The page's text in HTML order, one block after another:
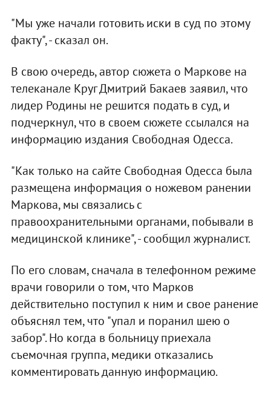
"Мы уже начали готовить иски в суд по этому
факту", - сказал он.
В свою очередь, автор сюжета о Маркове на
телеканале Круг Дмитрий Бакаев заявил, что
лидер Родины не решится подать в суд, и
подчеркнул, что в своем сюжете ссылался на
информацию издания Свободная Одесса.
"Как только на сайте Свободная Одесса была
размещена информация о ножевом ранении
Маркова, мы связались с
правоохранительными органами, побывали в
медицинской клинике", - сообщил журналист.
По его словам, сначала в телефонном режиме
врачи говорили о том, что Марков
действительно поступил к ним и свое ранение
объяснял тем, что "упал и поранил шею о
забор". Но когда в больницу приехала
съемочная группа, медики отказались
комментировать данную информацию.